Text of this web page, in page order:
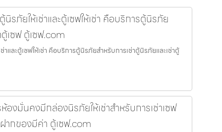
รภัยให้เช่าและตู้เซฟให้เช่า คือบริการตู้นิรภัย
เซฟ ตู้เซฟ.com
และตู้เซฟให้เช่า คือบริการตู้นิรภัยสำหรับการเช่าตู้นิรภัยและเช่าตู้
องมั่นคงมีกล่องนิรภัยให้เช่าสำหรับการเช่าเซฟ
ากของมีค่า ตู้เซฟ.com